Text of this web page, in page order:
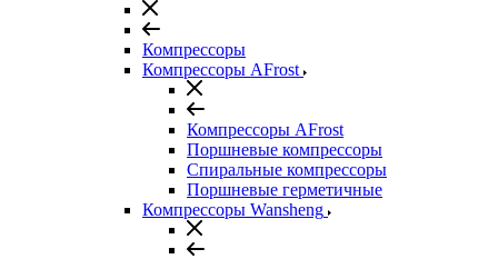
Компрессоры
Компрессоры AFrost
Компрессоры AFrost
Поршневые компрессоры
Спиральные компрессоры
Поршневые герметичные
Компрессоры Wansheng